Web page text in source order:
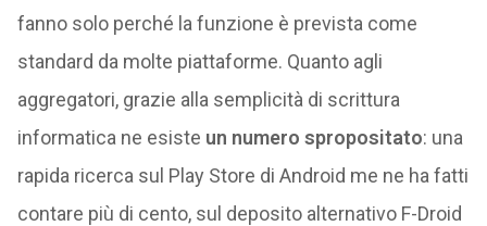
fanno solo perché la funzione è prevista come
standard da molte piattaforme. Quanto agli
aggregatori, grazie alla semplicità di scrittura
informatica ne esiste un numero spropositato: una
rapida ricerca sul Play Store di Android me ne ha fatti
contare più di cento, sul deposito alternativo F-Droid